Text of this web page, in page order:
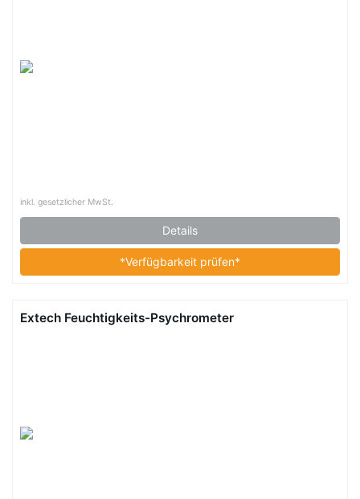
inkl. gesetzlicher MwSt.
Details
*Verfügbarkeit prüfen*
Extech Feuchtigkeits-Psychrometer